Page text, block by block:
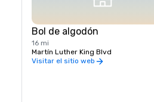
Bol de algodón
16 mi
Martín Luther King Blvd
Visitar el sitio web